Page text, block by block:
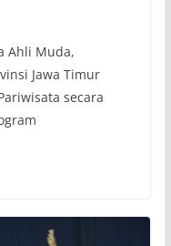
Ahli Muda,
Jawa Timur
secara